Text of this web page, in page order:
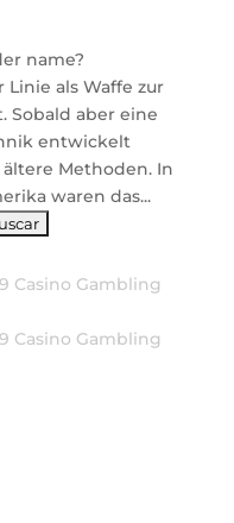
name?
als Waffe zur
Sobald aber eine
entwickelt
Methoden. In
waren das...
Casino Gambling
Casino Gambling